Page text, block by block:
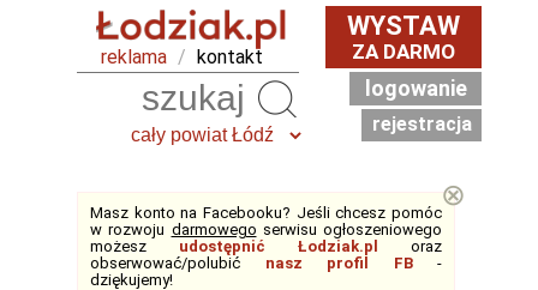
reklama / kontakt
WYSTAW
ZA DARMO
logowanie
rejestracja
Masz konto na Facebooku? Jeśli chcesz pomóc
w rozwoju darmowego serwisu ogłoszeniowego
możesz udostępnić Łodziak.pl
oraz
obserwować/polubić nasz profil FB-
dziękujemy!
⊗